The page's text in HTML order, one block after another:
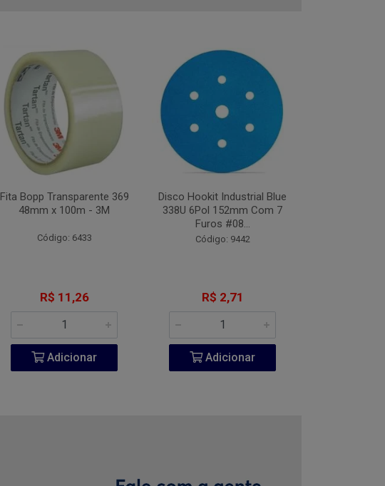
Fita Bopp Transparente 369
48mm x 100m - 3M
Código: 6433
R$ 11,26
Adicionar
Disco Hookit Industrial Blue
338U 6Pol 152mm Com 7
Furos #08...
Código: 9442
R$ 2,71
Adicionar